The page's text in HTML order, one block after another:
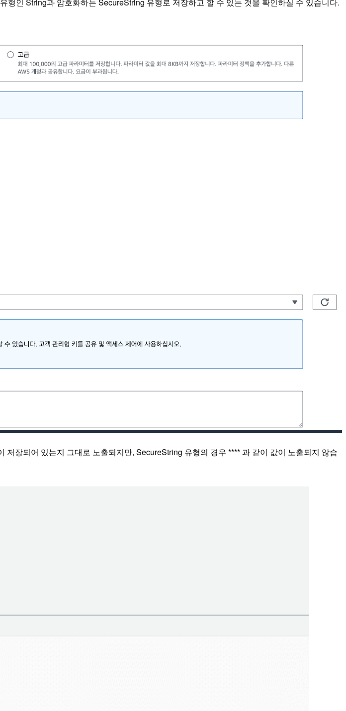
인 String과 암호화하는 SecureString 유형로 저장하고 할 수 있는 것을 확인하실 수 있습니다.
장되어 있는지 그대로 노출되지만, SecureString 유형의 경우 **** 과 같이 값이 노출되지 않습